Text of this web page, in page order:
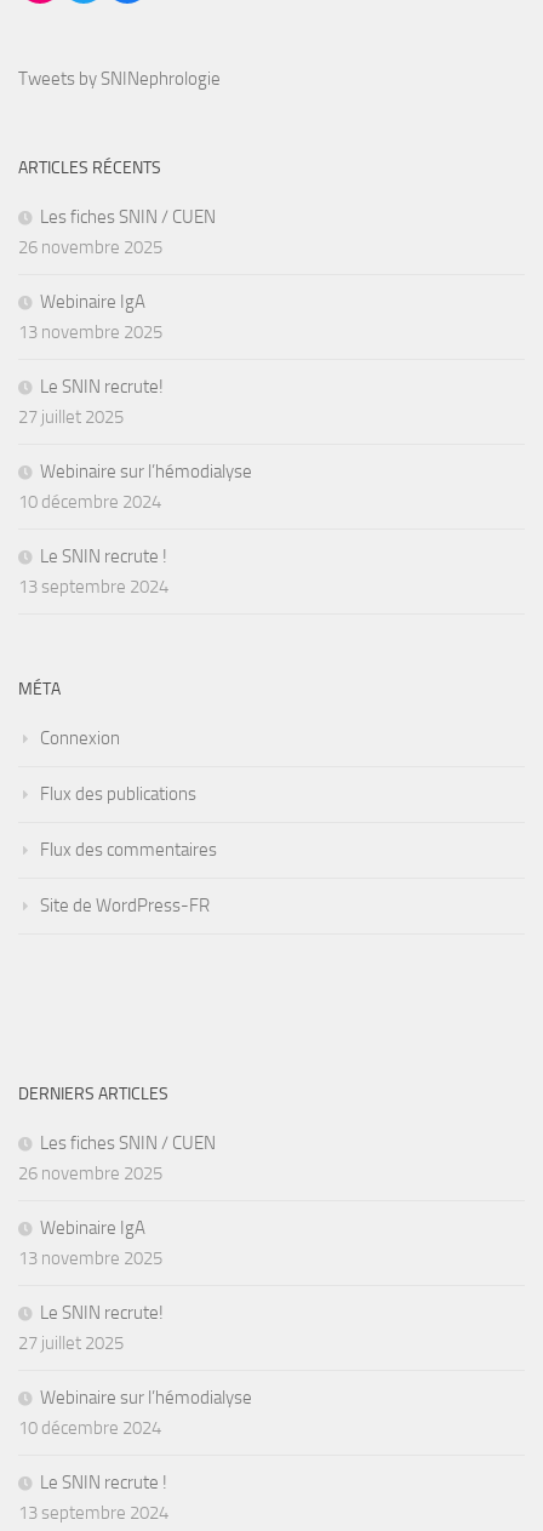
Tweets by SNINephrologie
ARTICLES RÉCENTS
Les fiches SNIN / CUEN
26 novembre 2025
Webinaire IgA
13 novembre 2025
Le SNIN recrute!
27 juillet 2025
Webinaire sur l’hémodialyse
10 décembre 2024
Le SNIN recrute !
13 septembre 2024
MÉTA
Connexion
Flux des publications
Flux des commentaires
Site de WordPress-FR
DERNIERS ARTICLES
Les fiches SNIN / CUEN
26 novembre 2025
Webinaire IgA
13 novembre 2025
Le SNIN recrute!
27 juillet 2025
Webinaire sur l’hémodialyse
10 décembre 2024
Le SNIN recrute !
13 septembre 2024